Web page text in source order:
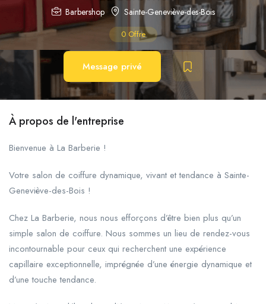
Barbershop Sainte-Geneviève-des-Bois
0 Offre
Message privé
À propos de l'entreprise
Bienvenue à La Barberie !
Votre salon de coiffure dynamique, vivant et tendance à Sainte-
Geneviève-des-Bois !
Chez La Barberie, nous nous efforçons d’être bien plus qu’un
simple salon de coiffure. Nous sommes un lieu de rendez-vous
incontournable pour ceux qui recherchent une expérience
capillaire exceptionnelle, imprégnée d’une énergie dynamique et
d’une touche tendance.